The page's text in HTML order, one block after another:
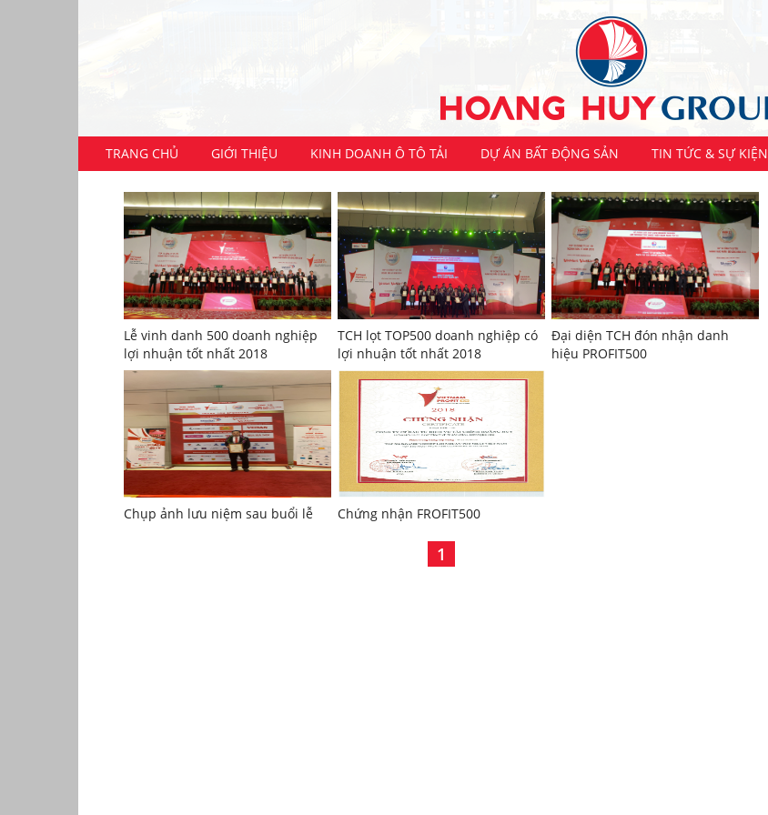
TRANG CHỦ GIỚI THIỆU KINH DOANH Ô TÔ TẢI DỰ ÁN BẤT ĐỘNG SẢN TIN TỨC & SỰ KIỆN
Lễ vinh danh 500 doanh nghiệp
lợi nhuận tốt nhất 2018
TCH lọt TOP500 doanh nghiệp có
lợi nhuận tốt nhất 2018
Đại diện TCH đón nhận danh
hiệu PROFIT500
Chụp ảnh lưu niệm sau buổi lễ Chứng nhận FROFIT500
1